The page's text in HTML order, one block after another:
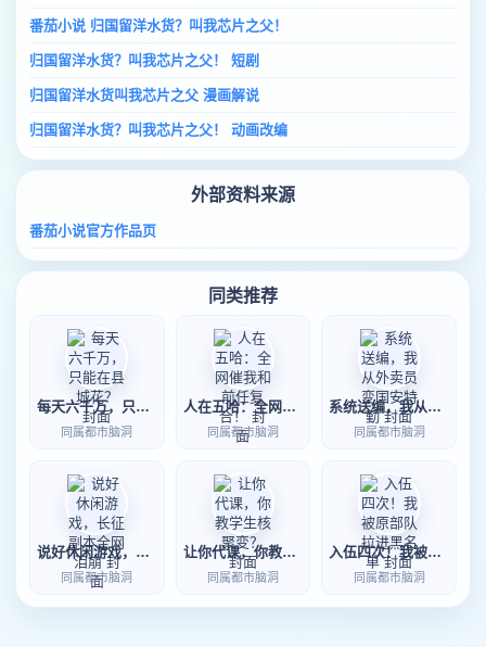
番茄小说 归国留洋水货？叫我芯片之父！
归国留洋水货？叫我芯片之父！ 短剧
归国留洋水货叫我芯片之父 漫画解说
归国留洋水货？叫我芯片之父！ 动画改编
外部资料来源
番茄小说官方作品页
同类推荐
每天六千万，只能在县城花？
同属都市脑洞
人在五哈：全网催我和前任复合！
同属都市脑洞
系统送编，我从外卖员变国安特勤
同属都市脑洞
说好休闲游戏，长征副本全网泪崩
同属都市脑洞
让你代课，你教学生核聚变？
同属都市脑洞
入伍四次！我被原部队拉进黑名单
同属都市脑洞